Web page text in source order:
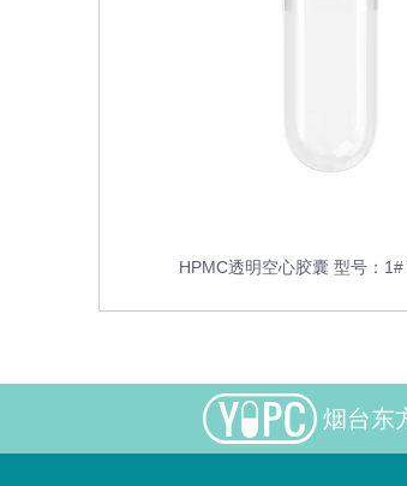
HPMC透明空心胶囊 型号：
烟台东